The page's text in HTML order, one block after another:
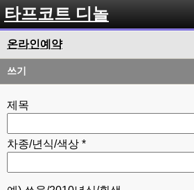
타프코트 디놀
온라인예약
쓰기
제목
차종/년식/색상 *